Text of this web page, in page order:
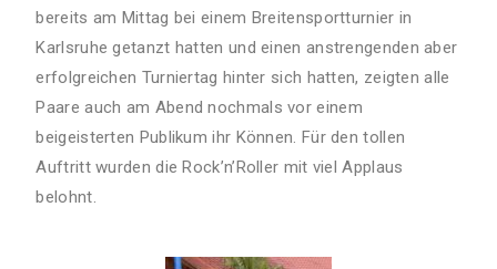
bereits am Mittag bei einem Breitensportturnier in
Karlsruhe getanzt hatten und einen anstrengenden aber
erfolgreichen Turniertag hinter sich hatten, zeigten alle
Paare auch am Abend nochmals vor einem
beigeisterten Publikum ihr Können. Für den tollen
Auftritt wurden die Rock’n’Roller mit viel Applaus
belohnt.